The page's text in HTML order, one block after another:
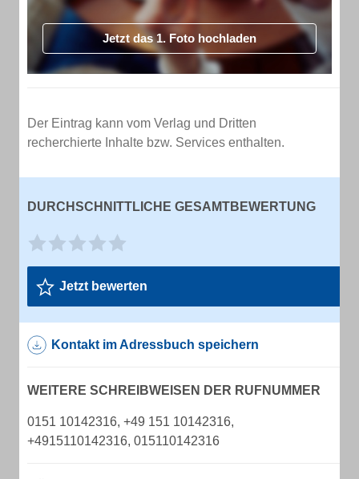
Jetzt das 1. Foto hochladen
Der Eintrag kann vom Verlag und Dritten
recherchierte Inhalte bzw. Services enthalten.
DURCHSCHNITTLICHE GESAMTBEWERTUNG
Jetzt bewerten
Kontakt im Adressbuch speichern
WEITERE SCHREIBWEISEN DER RUFNUMMER
0151 10142316, +49 151 10142316,
+4915110142316, 015110142316